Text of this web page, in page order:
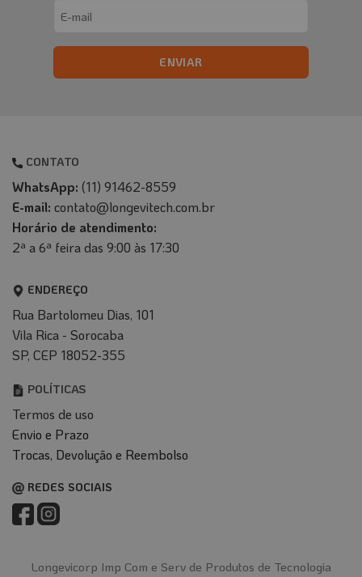
CONTATO
WhatsApp: (11) 91462-8559
E-mail: contato@longevitech.com.br
Horário de atendimento:
2ª a 6ª feira das 9:00 às 17:30
ENDEREÇO
Rua Bartolomeu Dias, 101
Vila Rica - Sorocaba
SP, CEP 18052-355
POLÍTICAS
Termos de uso
Envio e Prazo
Trocas, Devolução e Reembolso
REDES SOCIAIS
Longevicorp Imp Com e Serv de Produtos de Tecnologia